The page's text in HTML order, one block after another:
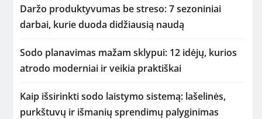
Daržo produktyvumas be streso: 7 sezoniniai
darbai, kurie duoda didžiausią naudą
Sodo planavimas mažam sklypui: 12 idėjų, kurios
atrodo moderniai ir veikia praktiškai
Kaip išsirinkti sodo laistymo sistemą: lašelinės,
purkštuvų ir išmanių sprendimų palyginimas